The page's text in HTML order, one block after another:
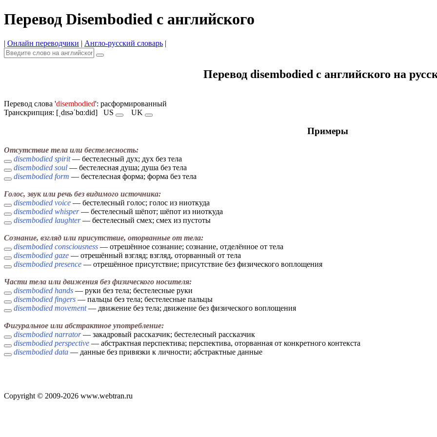
Перевод Disembodied с английского
| Онлайн переводчики | Англо-русский словарь |
Перевод disembodied с английского на
Перевод слова 'disembodied': расформированный
Транскрипция: [ˌdɪsəˈbɑːdid] US UK
Примеры
Отсутствие тела или бестелесность:
disembodied spirit— бестелесный дух; дух без тела
disembodied soul — бестелесная душа; душа без тела
disembodied form — бестелесная форма; форма без тела
Голос, звук или речь без видимого источника:
disembodied voice — бестелесный голос; голос из ниоткуда
disembodied whisper— бестелесный шёпот; шёпот из ниоткуда
disembodied laughter— бестелесный смех; смех из пустоты
Сознание, взгляд или присутствие, оторванные от тела:
disembodied consciousness — отрешённое сознание; сознание, отделённое от тела
disembodied gaze — отрешённый взгляд; взгляд, оторванный от тела
disembodied presence — отрешённое присутствие; присутствие без физического воплощения
Части тела или движения без физического носителя:
disembodied hands — руки без тела; бестелесные руки
disembodied fingers — пальцы без тела; бестелесные пальцы
disembodied movement— движение без тела; движение без физического воплощения
Фигуральное или абстрактное употребление:
disembodied narrator— закадровый рассказчик; бестелесный рассказчик
disembodied perspective — абстрактная перспектива; перспектива, оторванная от конкретного контекста
disembodied data — данные без привязки к личности; абстрактные данные
Copyright © 2009-2026 www.webtran.ru